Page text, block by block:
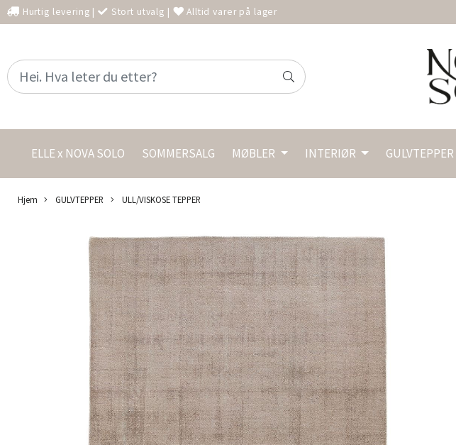
Hurtig levering | Stort utvalg | Alltid varer på lager
ELLE x NOVA SOLO SOMMERSALG MØBLER INTERIØR GULVTEPPER
Hjem GULVTEPPER ULL/VISKOSE TEPPER